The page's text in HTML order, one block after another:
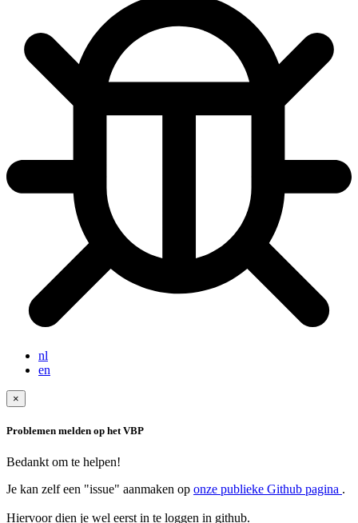
nl
en
×
Problemen melden op het VBP
Bedankt om te helpen!
Je kan zelf een "issue" aanmaken op onze publieke Github pagina .
Hiervoor dien je wel eerst in te loggen in github.